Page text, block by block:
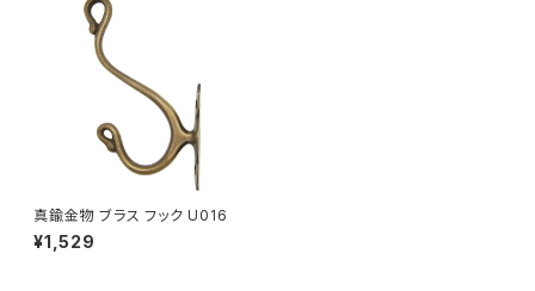
真鍮金物 ブラス フック U016
¥1,529